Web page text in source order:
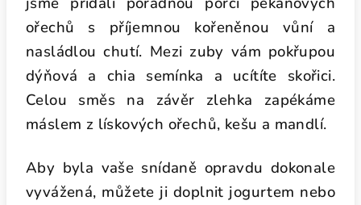
ořechů s příjemnou kořeněnou vůní a
nasládlou chutí. Mezi zuby vám pokřupou
dýňová a chia semínka a ucítíte skořici.
Celou směs na závěr zlehka zapékáme
máslem z lískových ořechů, kešu a mandlí.
Aby byla vaše snídaně opravdu dokonale
vyvážená, můžete ji doplnit jogurtem nebo